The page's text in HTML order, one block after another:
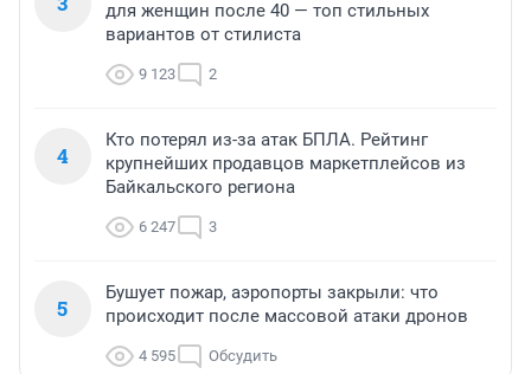
для женщин после 40 — топ стильных
вариантов от стилиста
9 123 2
4
Кто потерял из-за атак БПЛА. Рейтинг
крупнейших продавцов маркетплейсов из
Байкальского региона
6 247 3
5
Бушует пожар, аэропорты закрыли: что
происходит после массовой атаки дронов
4 595 Обсудить